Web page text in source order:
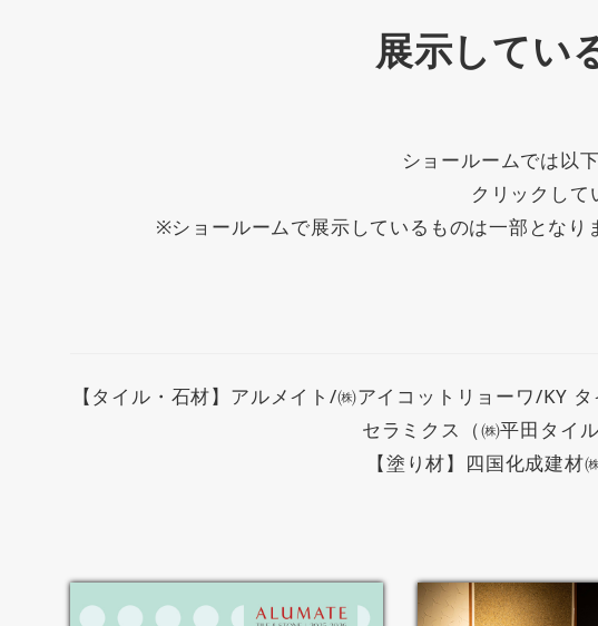
展示してい
ショールームでは以
クリックして
※ショールームで展示しているものは一部となり
【タイル・石材】アルメイト/㈱アイコットリョーワ/KY
セラミクス（㈱平田タイ
【塗り材】四国化成建